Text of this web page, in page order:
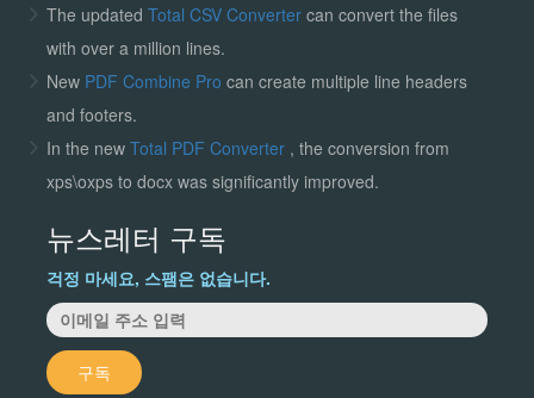
The updated Total CSV Convertercan convert the files
with over a million lines.
New PDF Combine Pro can create multiple line headers
and footers.
In the new Total PDF Converter , the conversion from
xps\oxps to docx was significantly improved.
뉴스레터 구독
걱정 마세요, 스팸은 없습니다.
구독